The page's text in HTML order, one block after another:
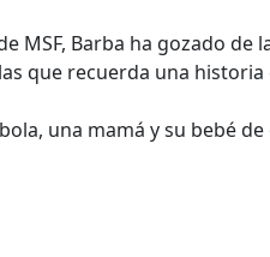
MSF, Barba ha gozado de
que recuerda una historia
una mamá y su bebé de